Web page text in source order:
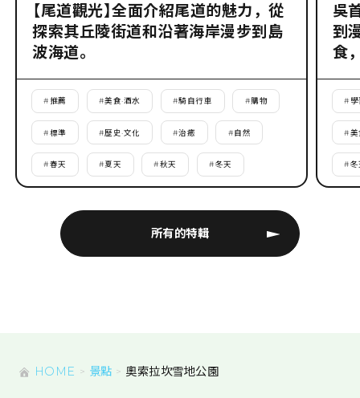
所有的特輯
【尾道觀光】全面介紹尾道的魅力，從
探索其丘陵街道和沿著海岸漫步到島
波海道。
#推薦 #美食·酒水 #騎自行車 #購物
#標準 #歷史·文化 #治癒 #自然
#春天 #夏天 #秋天 #冬天
吳
到
食
# 學
#美
#冬
HOME 景點 奧索拉坎雪地公園